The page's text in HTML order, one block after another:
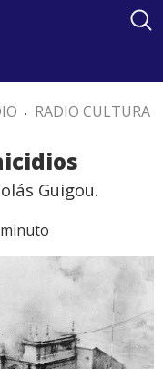
. RADIO CULTURA
Guigou.
minuto